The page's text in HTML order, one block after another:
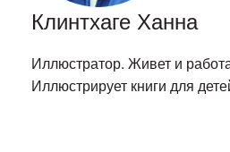
Клинтхаге Ханна
Иллюстратор. Живет и
Иллюстрирует книги для